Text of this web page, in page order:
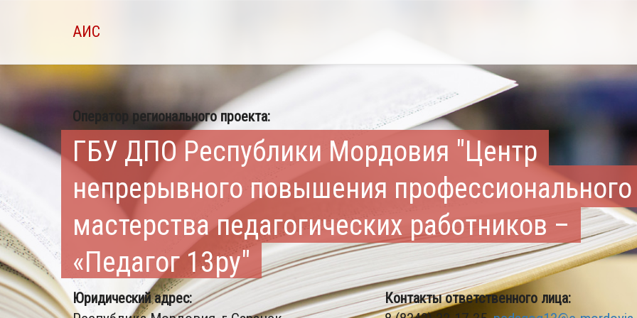
АИС
Оператор регионального проекта:
ГБУ ДПО Республики Мордовия "Центр
непрерывного повышения профессионального
мастерства педагогических работников –
«Педагог 13ру"
Юридический адрес:
Контакты ответственного лица: